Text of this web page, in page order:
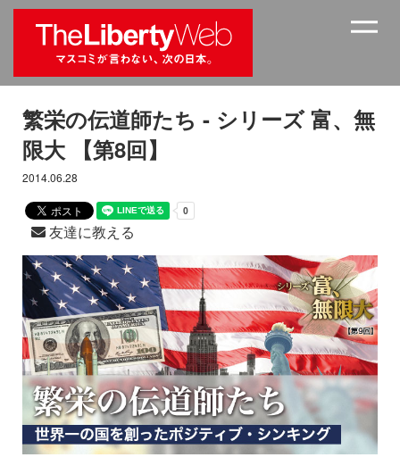
繁栄の伝道師たち - シリーズ 富、無
限大 【第8回】
2014.06.28
友達に教える